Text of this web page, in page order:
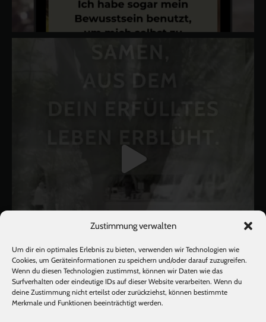
Zustimmung verwalten
Um dir ein optimales Erlebnis zu bieten, verwenden wir Technologien wie
Cookies, um Geräteinformationen zu speichern und/oder darauf zuzugreifen.
Wenn du diesen Technologien zustimmst, können wir Daten wie das
Surfverhalten oder eindeutige IDs auf dieser Website verarbeiten. Wenn du
deine Zustimmung nicht erteilst oder zurückziehst, können bestimmte
Merkmale und Funktionen beeinträchtigt werden.
Mehr laden Auf Instagram folgen